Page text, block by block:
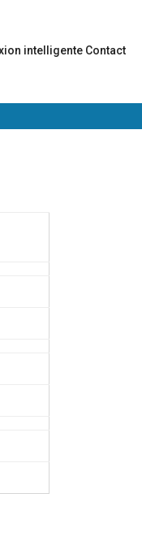
intelligente Contact